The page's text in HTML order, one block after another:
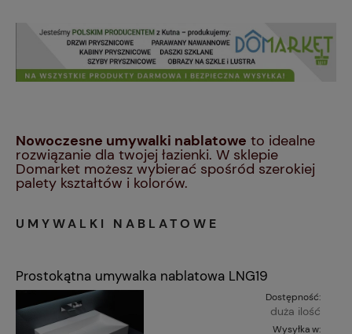
Nowoczesne umywalki nablatowe to idealne
rozwiązanie dla twojej łazienki. W sklepie
Domarket możesz wybierać spośród szerokiej
palety kształtów i kolorów.
UMYWALKI NABLATOWE
Prostokątna umywalka nablatowa LNG19
Dostępność:
duża ilość
Wysyłka w: